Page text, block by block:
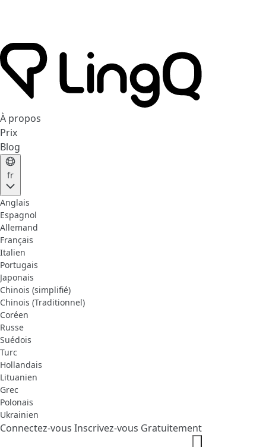
À propos
Prix
Blog
fr
Anglais
Espagnol
Allemand
Français
Italien
Portugais
Japonais
Chinois (simplifié)
Chinois (Traditionnel)
Coréen
Russe
Suédois
Turc
Hollandais
Lituanien
Grec
Polonais
Ukrainien
Connectez-vous Inscrivez-vous Gratuitement